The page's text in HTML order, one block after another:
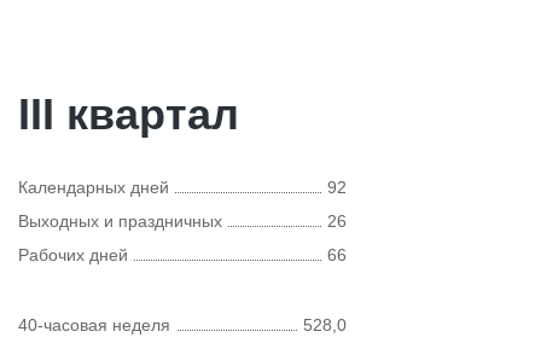
III квартал
Календарных дней
92
Выходных и праздничных
26
Рабочих дней
66
40-часовая неделя 528,0